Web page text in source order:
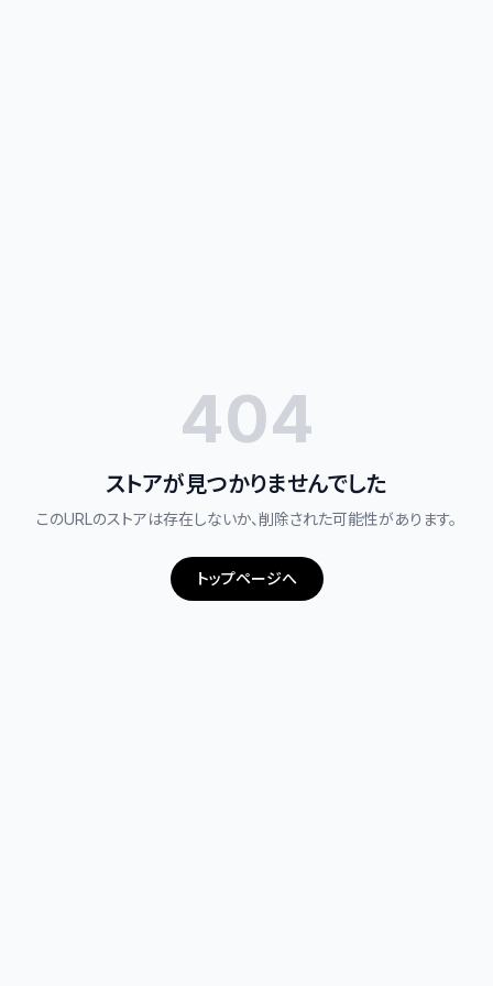
404
ストアが見つかりませんでした
このURLのストアは存在しないか、削除された可能性があります。
トップページへ